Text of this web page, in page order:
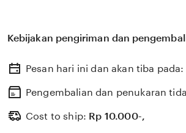
ORGIA HENTAI percaya bahwa
berkembang pesat di pasar global.
update, kami terus memantau
sosok viral favorit Anda secara
Kebijakan pengiriman dan
Pesan hari ini dan akan tiba pada:
Pengembalian dan penukaran
Cost to ship: Rp 10.000-,